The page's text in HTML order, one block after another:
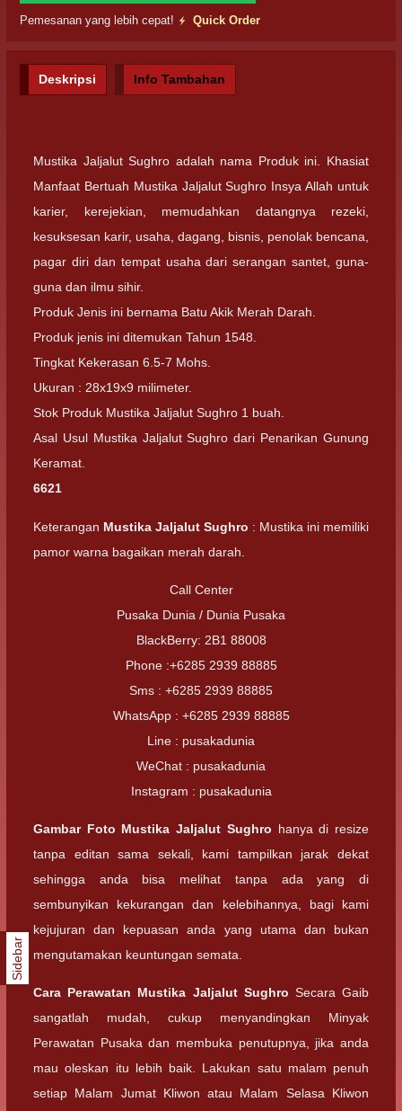
Pemesanan yang lebih cepat! Quick Order
Deskripsi Info Tambahan
Mustika Jaljalut Sughro adalah nama Produk ini. Khasiat
Manfaat Bertuah Mustika Jaljalut Sughro Insya Allah untuk
karier, kerejekian, memudahkan datangnya rezeki,
kesuksesan karir, usaha, dagang, bisnis, penolak bencana,
pagar diri dan tempat usaha dari serangan santet, guna-
guna dan ilmu sihir.
Produk Jenis ini bernama Batu Akik Merah Darah.
Produk jenis ini ditemukan Tahun 1548.
Tingkat Kekerasan 6.5-7 Mohs.
Ukuran : 28x19x9 milimeter.
Stok Produk Mustika Jaljalut Sughro 1 buah.
Asal Usul Mustika Jaljalut Sughro dari Penarikan Gunung
Keramat.
6621
Keterangan Mustika Jaljalut Sughro : Mustika ini memiliki
pamor warna bagaikan merah darah.
Call Center
Pusaka Dunia / Dunia Pusaka
BlackBerry: 2B1 88008
Phone :+6285 2939 88885
Sms : +6285 2939 88885
WhatsApp : +6285 2939 88885
Line : pusakadunia
WeChat : pusakadunia
Instagram : pusakadunia
Gambar Foto Mustika Jaljalut Sughro hanya di resize
tanpa editan sama sekali, kami tampilkan jarak dekat
sehingga anda bisa melihat tanpa ada yang di
sembunyikan kekurangan dan kelebihannya, bagi kami
kejujuran dan kepuasan anda yang utama dan bukan
mengutamakan keuntungan semata.
Cara Perawatan Mustika Jaljalut Sughro Secara Gaib
sangatlah mudah, cukup menyandingkan Minyak
Perawatan Pusaka dan membuka penutupnya, jika anda
mau oleskan itu lebih baik. Lakukan satu malam penuh
setiap Malam Jumat Kliwon atau Malam Selasa Kliwon
Sidebar